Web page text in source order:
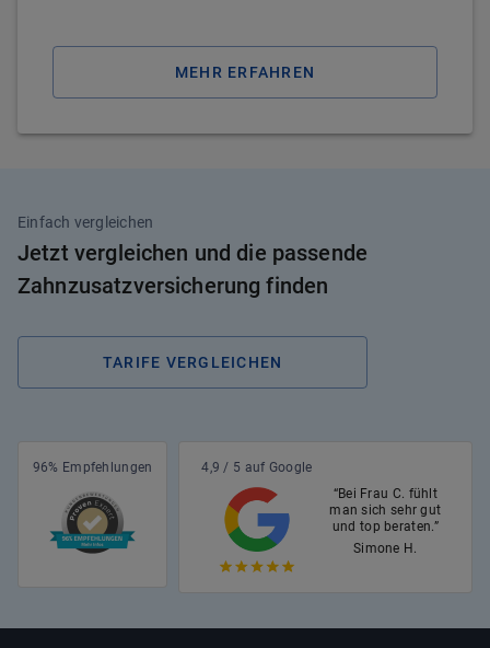
MEHR ERFAHREN
Einfach vergleichen
Jetzt vergleichen und die passende
Zahnzusatzversicherung finden
TARIFE VERGLEICHEN
96% Empfehlungen
4,9 / 5 auf Google
“Bei Frau C. fühlt
man sich sehr gut
und top beraten.”
Simone H.